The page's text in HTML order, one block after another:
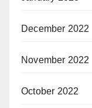
December 2022
November 2022
October 2022